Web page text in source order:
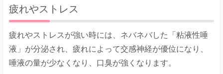
疲れやストレス
疲れやストレスが強い時には、ネバネバした「粘液性唾
液」が分泌され、疲れによって交感神経が優位になり、
唾液の量が少なくなり、口臭が強くなります。